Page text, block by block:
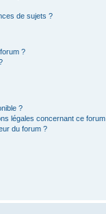
de sujets ?
?
?
légales concernant ce
du forum ?